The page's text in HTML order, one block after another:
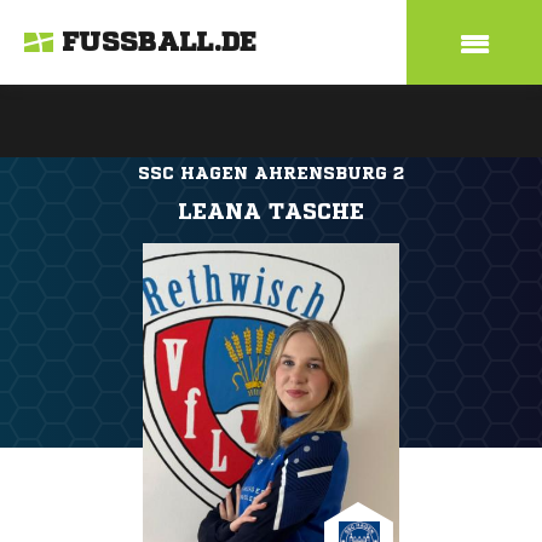
FUSSBALL.DE
SSC HAGEN AHRENSBURG 2
LEANA TASCHE